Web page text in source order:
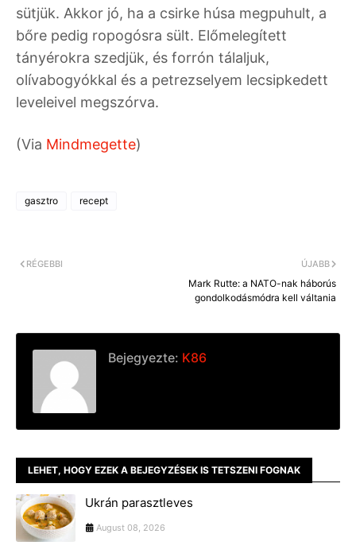
sütjük. Akkor jó, ha a csirke húsa megpuhult, a
bőre pedig ropogósra sült. Előmelegített
tányérokra szedjük, és forrón tálaljuk,
olívabogyókkal és a petrezselyem lecsipkedett
leveleivel megszórva.
(Via Mindmegette)
gasztro recept
ÚJABB
Mark Rutte: a NATO-nak háborús
gondolkodásmódra kell váltania
RÉGEBBI
Bejegyezte: K86
LEHET, HOGY EZEK A BEJEGYZÉSEK IS TETSZENI FOGNAK
Ukrán parasztleves
August 08, 2026